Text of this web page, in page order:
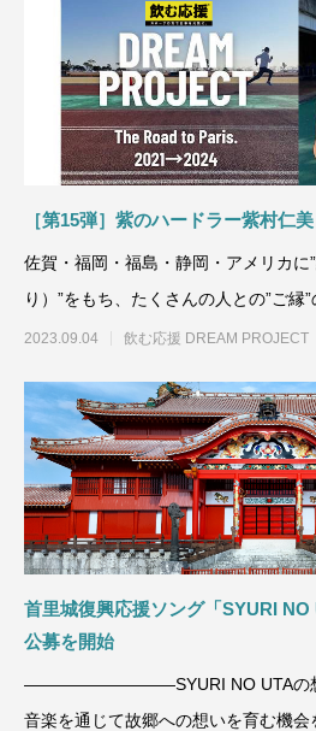
［第15弾］紫のハードラー紫村仁
佐賀・福岡・福島・静岡・アメリカに
り）”をもち、たくさんの人との”ご縁
る、リタ
2023.09.04 飲む応援 DREAM PROJECT
首里城復興応援ソング「SYURI
公募を開始
—————————SYURI NO UTAの想
音楽を通じて故郷への想いを育む機会